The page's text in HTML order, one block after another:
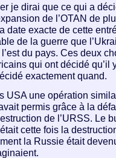
je dirai que ce qui a
de l’OTAN de
date exacte de cette
de la guerre que
du pays. Ces deux
qui ont décidé qu’il
exactement quand.
USA une opération
permis grâce à la
de l’URSS. Le
cette fois la
la Russie était